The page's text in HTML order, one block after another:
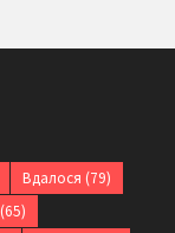
Вдалося (79)
(65)